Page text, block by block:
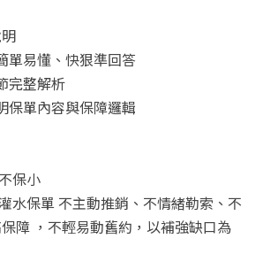
易懂、快狠準回答
完整解析
單內容與保障邏輯
保小
水保單 不主動推銷、不情緒勒索、不
障 ，不輕易動舊約，以補強缺口為